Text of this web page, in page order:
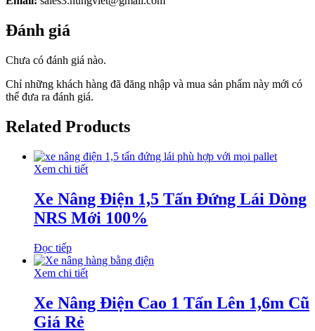
Đánh giá
Chưa có đánh giá nào.
Chỉ những khách hàng đã đăng nhập và mua sản phẩm này mới có
thể đưa ra đánh giá.
Related Products
Xem chi tiết
Xe Nâng Điện 1,5 Tấn Đứng Lái Dòng
NRS Mới 100%
Đọc tiếp
Xem chi tiết
Xe Nâng Điện Cao 1 Tấn Lên 1,6m Cũ
Giá Rẻ